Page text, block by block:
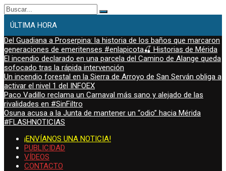
Buscar:
ÚLTIMA HORA
Del Guadiana a Proserpina: la historia de los baños que marcaron
generaciones de emeritenses #enlapicota🍒 Historias de Mérida
El incendio declarado en una parcela del Camino de Alange queda
sofocado tras la rápida intervención
Un incendio forestal en la Sierra de Arroyo de San Serván obliga a
activar el nivel 1 del INFOEX
Paco Vadillo reclama un Carnaval más sano y alejado de las
rivalidades en #SinFiltro
Osuna acusa a la Junta de mantener un “odio” hacia Mérida
#FLASHNOTICIAS
¡ENVÍANOS UNA NOTICIA!
PUBLICIDAD
VÍDEOS
CONTACTO